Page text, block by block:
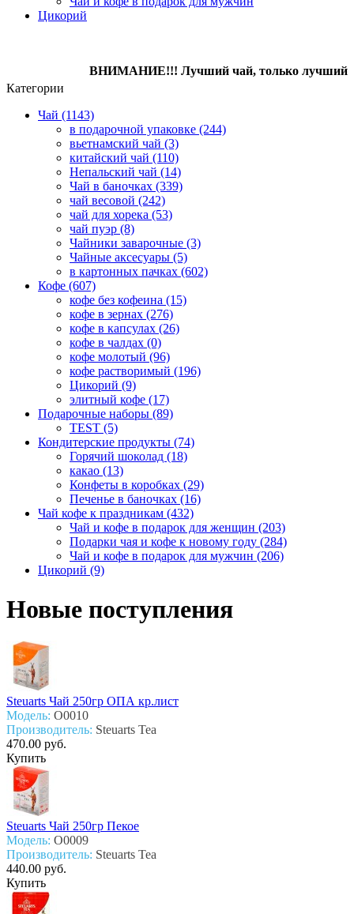
Цикорий
ВНИМАНИЕ!!! Лучший чай, только лучший
Категории
Чай (1143)
в подарочной упаковке (244)
вьетнамский чай (3)
китайский чай (110)
Непальский чай (14)
Чай в баночках (339)
чай весовой (242)
чай для хорека (53)
чай пуэр (8)
Чайники заварочные (3)
Чайные аксесуары (5)
в картонных пачках (602)
Кофе (607)
кофе без кофеина (15)
кофе в зернах (276)
кофе в капсулах (26)
кофе в чалдах (0)
кофе молотый (96)
кофе растворимый (196)
Цикорий (9)
элитный кофе (17)
Подарочные наборы (89)
TEST (5)
Кондитерcкие продукты (74)
Горячий шоколад (18)
какао (13)
Конфеты в коробках (29)
Печенье в баночках (16)
Чай кофе к праздникам (432)
Чай и кофе в подарок для женщин (203)
Подарки чая и кофе к новому году (284)
Чай и кофе в подарок для мужчин (206)
Цикорий (9)
Новые поступления
Steuarts Чай 250гр ОПА кр.лист
Модель: О0010
Производитель: Steuarts Tea
470.00 руб.
Купить
Steuarts Чай 250гр Пекое
Модель: О0009
Производитель: Steuarts Tea
440.00 руб.
Купить